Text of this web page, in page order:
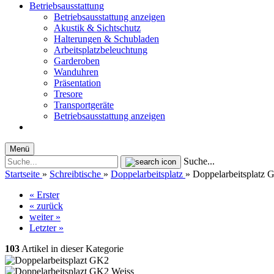
Betriebsausstattung
Betriebsausstattung anzeigen
Akustik & Sichtschutz
Halterungen & Schubladen
Arbeitsplatzbeleuchtung
Garderoben
Wanduhren
Präsentation
Tresore
Transportgeräte
Betriebsausstattung anzeigen
Menü
Suche...
Startseite » Schreibtische » Doppelarbeitsplatz » Doppelarbeitsplatz
« Erster
« zurück
weiter »
Letzter »
103 Artikel in dieser Kategorie